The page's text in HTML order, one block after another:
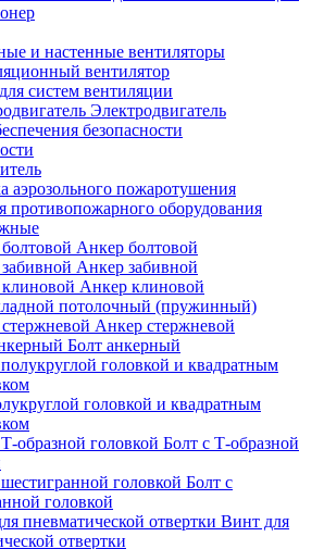
и настенные вентиляторы
вентилятор
систем вентиляции
Электродвигатель
безопасности
аэрозольного пожаротушения
противопожарного оборудования
Анкер болтовой
Анкер забивной
Анкер клиновой
потолочный (пружинный)
Анкер стержневой
Болт анкерный
головкой и квадратным
Болт с Т-образной
Болт с
головкой
Винт для
отвертки